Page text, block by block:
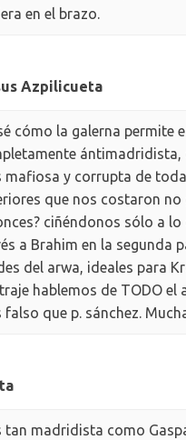
en el brazo.
Azpilicueta
cómo la galerna permite
mafiosa y corrupta de
que nos costaron no
ciñéndonos sólo a lo
a Brahim en la segunda
del arwa, ideales para
hablemos de TODO
falso que p. sánchez.
tan madridista como